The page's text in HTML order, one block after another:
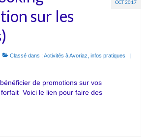
OCT 2017
sur les
Classé dans : Activités à Avoriaz infos pratiques
|
de promotions sur vos
Voici le lien pour faire des